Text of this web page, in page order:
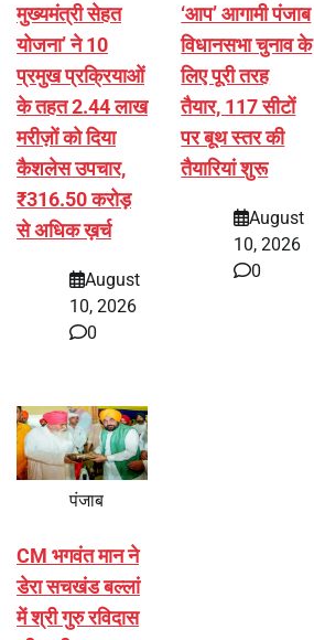
मुख्यमंत्री सेहत
योजना’ ने 10
प्रमुख प्रक्रियाओं
के तहत 2.44 लाख
मरीज़ों को दिया
कैशलेस उपचार,
₹316.50 करोड़
से अधिक ख़र्च
August
10, 2026
0
‘आप’ आगामी पंजाब
विधानसभा चुनाव के
लिए पूरी तरह
तैयार, 117 सीटों
पर बूथ स्तर की
तैयारियां शुरू
August
10, 2026
0
पंजाब
CM भगवंत मान ने
डेरा सचखंड बल्लां
में श्री गुरु रविदास